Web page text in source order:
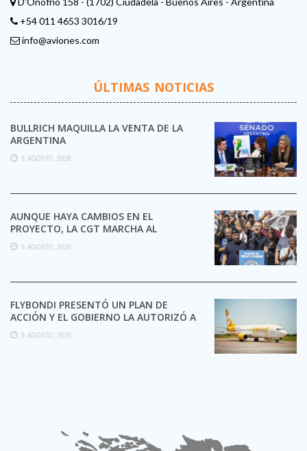
+54 011 4653 3016/19
info@aviones.com
ÚLTIMAS NOTICIAS
BULLRICH MAQUILLA LA VENTA DE LA
ARGENTINA
5 AGOSTO, 2026
AUNQUE HAYA CAMBIOS EN EL
PROYECTO, LA CGT MARCHA AL
CONGRESO CONTRA LA LEY DE ...
5 AGOSTO, 2026
FLYBONDI PRESENTÓ UN PLAN DE
ACCIÓN Y EL GOBIERNO LA AUTORIZÓ A
SEGUIR OPERANDO
5 AGOSTO, 2026